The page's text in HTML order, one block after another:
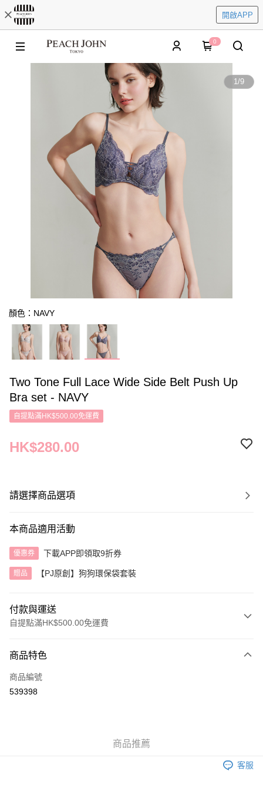
開啟APP
0
1/9
顏色：NAVY
Two Tone Full Lace Wide Side Belt Push Up
Bra set - NAVY
自提點滿HK$500.00免運費
HK$280.00
請選擇商品選項
本商品適用活動
優惠券 下載APP即領取9折券
贈品 【PJ原創】狗狗環保袋套裝
付款與運送
自提點滿HK$500.00免運費
信用卡
AlipayHK
每筆HK$40.00，滿HK$500.00或以上免運費
商品特色
商品編號
539398
商品推薦
客服